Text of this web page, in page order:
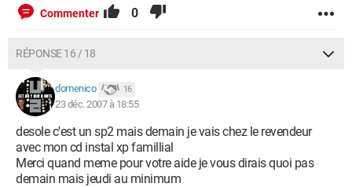
Commenter 0
RÉPONSE 16 / 18
domenico 16
23 déc. 2007 à 18:55
desole c'est un sp2 mais demain je vais chez le revendeur
avec mon cd instal xp famillial
Merci quand meme pour votre aide je vous dirais quoi pas
demain mais jeudi au minimum